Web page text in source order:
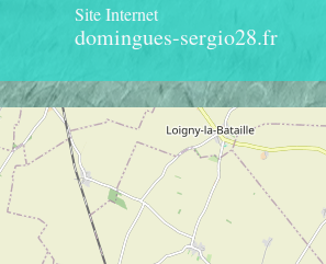
Site Internet
domingues-sergio28.fr